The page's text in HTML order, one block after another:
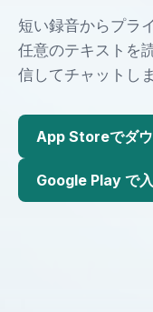
短い録音からプラ
任意のテキストを
信してチャットしま
App Storeでダ
Google Play で